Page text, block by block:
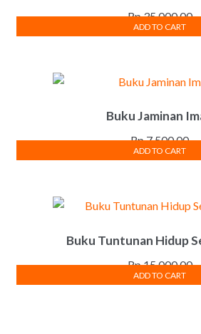
Rp35,000.00
ADD TO CART
Buku Jaminan
Rp7,500.00
ADD TO CART
Buku Tuntunan Hidup
Rp15,000.00
ADD TO CART